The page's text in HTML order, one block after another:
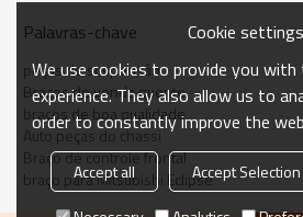
Detalhes da embalagem:
Bolsa
madeira
Detalhes da Entrega:
45 dias
Palavras-chave
peças de suspensão
Braços de venda quente
braços de boa qualidade
Auto peças do chassi
Braço de controle frontal
braço para Mitsubishi Eclipse
Cookie settings
We use cookies to provide you
experience. They also allow us to
order to constantly improve the
Accept all Accept Selection